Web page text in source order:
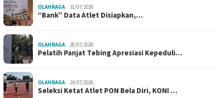
OLAHRAGA 31/07/2026
“Bank” Data Atlet Disiapkan,…
OLAHRAGA 28/07/2026
Pelatih Panjat Tebing Apresiasi Kepeduli…
OLAHRAGA 24/07/2026
Seleksi Ketat Atlet PON Bela Diri, KONI …